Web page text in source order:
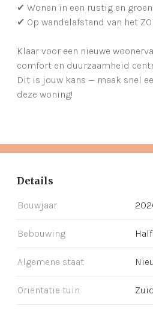
✔ Wonen in een rustig en
✔ Op wandelafstand van het
Klaar voor een nieuwe
comfort en duurzaamheid
Dit is jouw kans — maak snel
deze woning!
Details
Bouwjaar
Bebouwing
Algemene staat
Oriëntatie tuin Zuid